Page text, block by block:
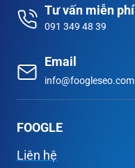
Tư vấn miễn phí
091 349 48 39
Email
info@foogleseo.com
FOOGLE
Liên hệ